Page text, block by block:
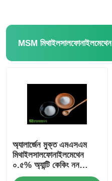
MSM মিথাইলসালফোনাইলমেথেন
অ্যালার্জেন মুক্ত এমএসএম
মিথাইলসালফোনাইলমেথেন
০.৫% অ্যান্টি কেকিং নন
ইরেডিয়েশন